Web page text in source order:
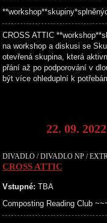
CROSS ATTIC
na workshop a diskusi se
otevřená skupina, která
přání až po podporování v
být více ohleduplní k
22. 09.
DIVADLO / DIVADLO NP /
CROSS ATTIC
Vstupné: TBA
Composting Reading Club